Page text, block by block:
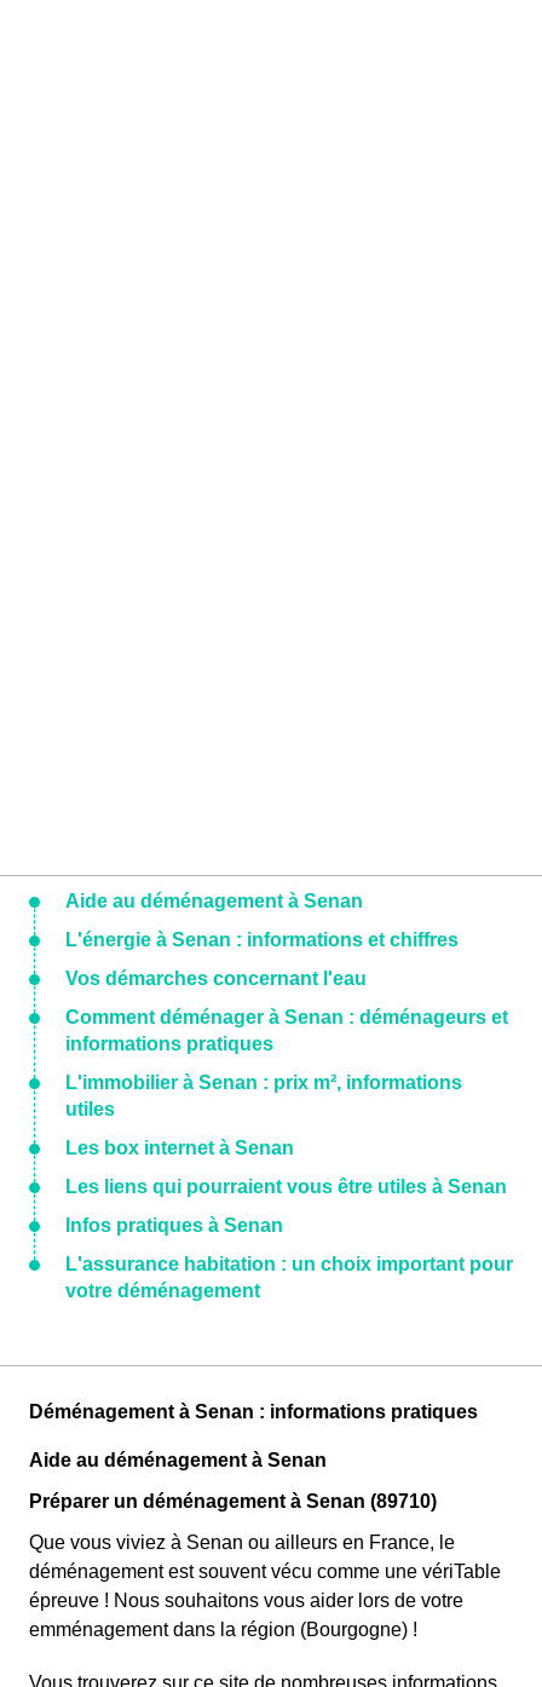
Aide au déménagement à Senan
L'énergie à Senan : informations et chiffres
Vos démarches concernant l'eau
Comment déménager à Senan : déménageurs et
informations pratiques
L'immobilier à Senan : prix m², informations
utiles
Les box internet à Senan
Les liens qui pourraient vous être utiles à Senan
Infos pratiques à Senan
L'assurance habitation : un choix important pour
votre déménagement
Déménagement à Senan : informations pratiques
Aide au déménagement à Senan
Préparer un déménagement à Senan (89710)
Que vous viviez à Senan ou ailleurs en France, le
déménagement est souvent vécu comme une vériTable
épreuve ! Nous souhaitons vous aider lors de votre
emménagement dans la région (Bourgogne) !
Vous trouverez sur ce site de nombreuses informations